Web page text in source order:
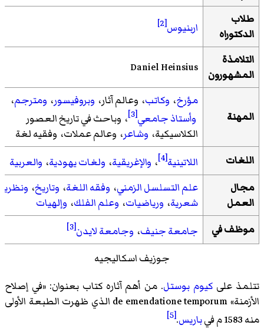
طلاب
الدكتوراه
اربنيوس[2]
التلامذة
المشهورون
Daniel Heinsius
المهنة
مؤرخ، وكاتب، وعالم آثار، وبروفيسور، ومترجم،
وأستاذ جامعي[3]
، وباحث في تاريخ العصور
الكلاسيكية، وشاعر، وعالم عملات، وفقيه لغة
اللغات
اللاتينية[4] ، والإغريقية، ولغات يهودية، والعربية
مجال
العمل
علم التسلسل الزمني، وفقه اللغة، وتاريخ، ونظرية
شعرية، ورياضيات، وعلم الفلك، وإلهيات
موظف في
جامعة جنيف، وجامعة لايدن[3]
جوزيف اسكاليجيه
تتلمذ على كيوم بوستل. من أهم آثاره كتاب بعنوان: «في إصلاح
الأزمنة»de emendatione temporum الذي ظهرت الطبعة الأولى
منه 1583 م في
باريس.
[5]